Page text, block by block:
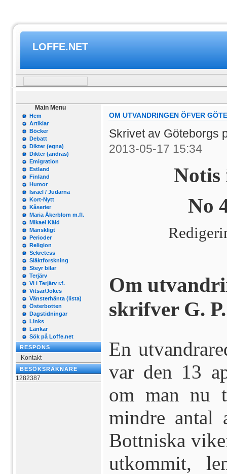
LOFFE.NET
Main Menu
Hem
Artiklar
Böcker
Debatt
Dikter (egna)
Dikter (andras)
Emigration
Estland
Finland
Humor
Israel / Judarna
Kort-Nytt
Kåserier
Maria Åkerblom m.fl.
Mikael Käld
Mänskligt
Perioder
Religion
Sekretess
Släktforskning
Steyr bilar
Terjärv
Vi i Terjärv r.f.
Vitsar/Jokes
Vänsterhänta (lista)
Österbotten
Dagstidningar
Links
Länkar
Sök på Loffe.net
RESPONS
Kontakt
BESÖKSRÄKNARE
1282387
OM UTVANDRINGEN ÖFVER
Skrivet av Göteborgs
2013-05-17 15:34
Notis
No
Om
skrifver G. P.
En
var den 13
om man nu
mindre antal
Bottniska
utkommit,